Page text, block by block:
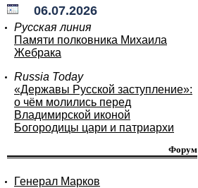
06.07.2026
Русская линия
Памяти полковника Михаила
Жебрака
Russia Today
«Державы Русской заступление»:
о чём молились перед
Владимирской иконой
Богородицы цари и патриархи
Форум
Генерал Марков